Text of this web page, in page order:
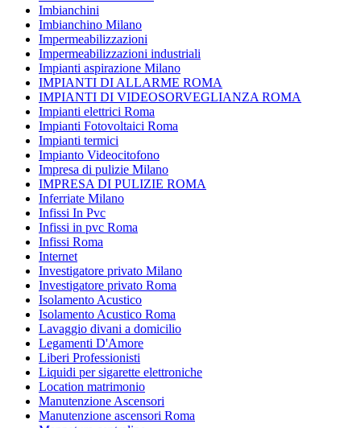
Imbianchini
Imbianchino Milano
Impermeabilizzazioni
Impermeabilizzazioni industriali
Impianti aspirazione Milano
IMPIANTI DI ALLARME ROMA
IMPIANTI DI VIDEOSORVEGLIANZA ROMA
Impianti elettrici Roma
Impianti Fotovoltaici Roma
Impianti termici
Impianto Videocitofono
Impresa di pulizie Milano
IMPRESA DI PULIZIE ROMA
Inferriate Milano
Infissi In Pvc
Infissi in pvc Roma
Infissi Roma
Internet
Investigatore privato Milano
Investigatore privato Roma
Isolamento Acustico
Isolamento Acustico Roma
Lavaggio divani a domicilio
Legamenti D'Amore
Liberi Professionisti
Liquidi per sigarette elettroniche
Location matrimonio
Manutenzione Ascensori
Manutenzione ascensori Roma